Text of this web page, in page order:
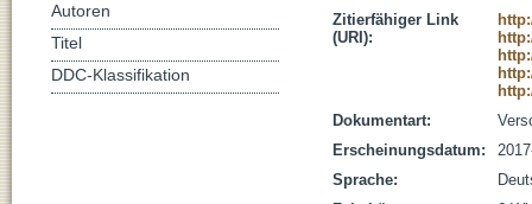
Zitierfähiger Link
(URI):
Dokumentart:
Erscheinungsdatum:
Sprache:
Autoren
Titel
DDC-Klassifikation